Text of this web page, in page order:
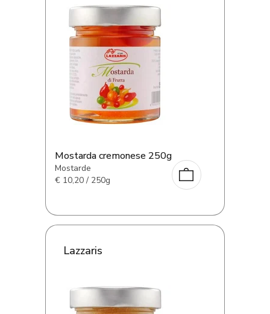
Mostarda cremonese 250g
Mostarde
€ 10,20 / 250g
Lazzaris